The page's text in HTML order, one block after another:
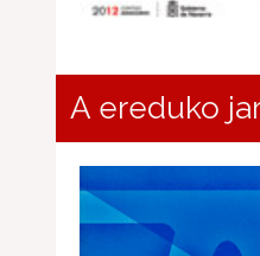
A ereduko